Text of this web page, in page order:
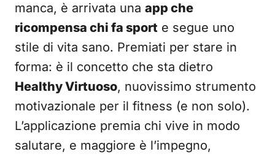
manca, è arrivata una app che
ricompensa chi fa sport e segue uno
stile di vita sano. Premiati per stare in
forma: è il concetto che sta dietro
Healthy Virtuoso, nuovissimo strumento
motivazionale per il fitness (e non solo).
L’applicazione premia chi vive in modo
salutare, e maggiore è l’impegno,